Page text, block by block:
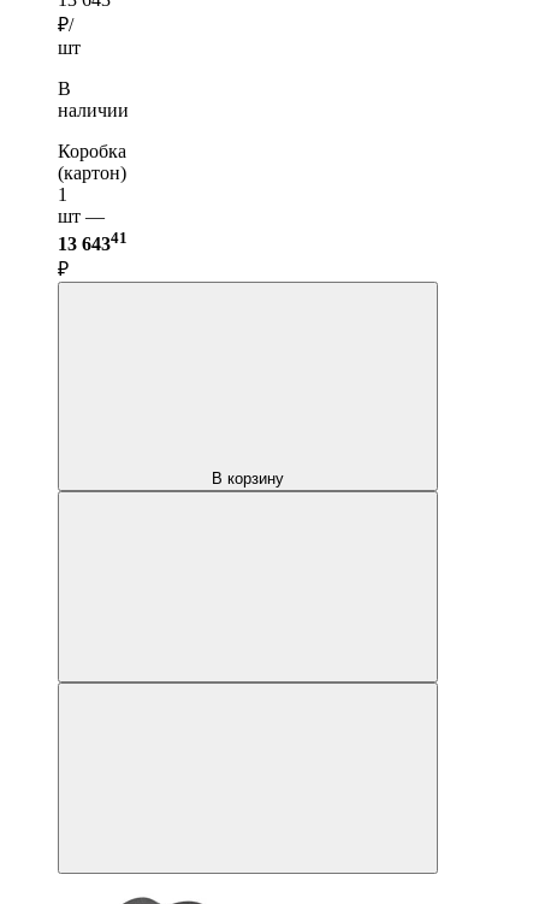
₽/
шт
В
наличии
Коробка
(картон)
1
шт —
13 64341
₽
В корзину